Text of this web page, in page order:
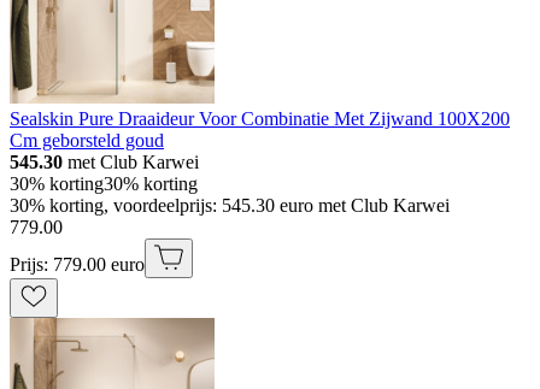
Sealskin Pure Draaideur Voor Combinatie Met Zijwand 100X200
Cm geborsteld goud
545.30 met Club Karwei
30% korting30% korting
30% korting, voordeelprijs: 545.30 euro met Club Karwei
779.00
Prijs: 779.00 euro